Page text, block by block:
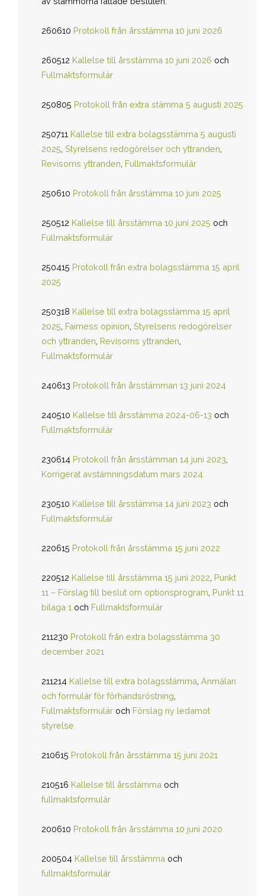
260610 Protokoll från årsstämma 10 juni 2026
260512 Kallelse till årsstämma 10 juni 2026 och
Fullmaktsformulär
250805 Protokoll från extra stämma 5 augusti 2025
250711 Kallelse till extra bolagsstämma 5 augusti
2025 Styrelsens redogörelser och yttranden
Revisorns yttranden Fullmaktsformulär
250610 Protokoll från årsstämma 10 juni 2025
250512 Kallelse till årsstämma 10 juni 2025 och
Fullmaktsformulär
250415 Protokoll från extra bolagsstämma 15 april
2025
250318 Kallelse till extra bolagsstämma 15 april
2025 Fairness opinion Styrelsens redogörelser
och yttranden Revisorns yttranden
Fullmaktsformulär
240613 Protokoll från årsstämman 13 juni 2024
240510 Kallelse till årsstämma 2024-06-13 och
Fullmaktsformulär
230614 Protokoll från årsstämman 14 juni 2023
Korrigerat avstämningsdatum mars 2024
230510 Kallelse till årsstämma 14 juni 2023 och
Fullmaktsformulär
220615 Protokoll från årsstämma 15 juni 2022
220512 Kallelse till årsstämma 15 juni 2022 Punkt
11 – Förslag till beslut om optionsprogram Punkt 11
bilaga 1 och Fullmaktsformulär
211230 Protokoll från extra bolagsstämma 30
december 2021
211214 Kallelse till extra bolagsstämma Anmälan
och formulär för förhandsröstning
Fullmaktsformulär och Förslag ny ledamot
styrelse
210615 Protokoll från årsstämma 15 juni 2021
210516 Kallelse till årsstämma och
fullmaktsformulär
200610 Protokoll från årsstämma 10 juni 2020
200504 Kallelse till årsstämma och
fullmaktsformulär